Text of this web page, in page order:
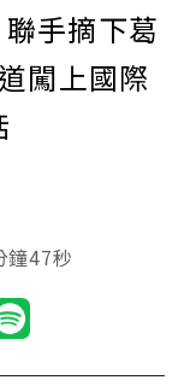
手摘下葛
闖上國際
47秒